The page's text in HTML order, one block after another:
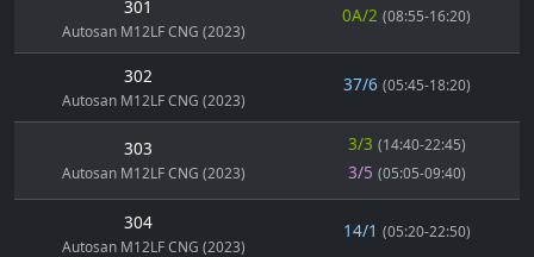
301
Autosan M12LF CNG (2023)
0A/2 (08:55-16:20)
302
Autosan M12LF CNG (2023)
37/6 (05:45-18:20)
303
Autosan M12LF CNG (2023)
3/3 (14:40-22:45)
3/5 (05:05-09:40)
304
Autosan M12LF CNG (2023)
14/1 (05:20-22:50)